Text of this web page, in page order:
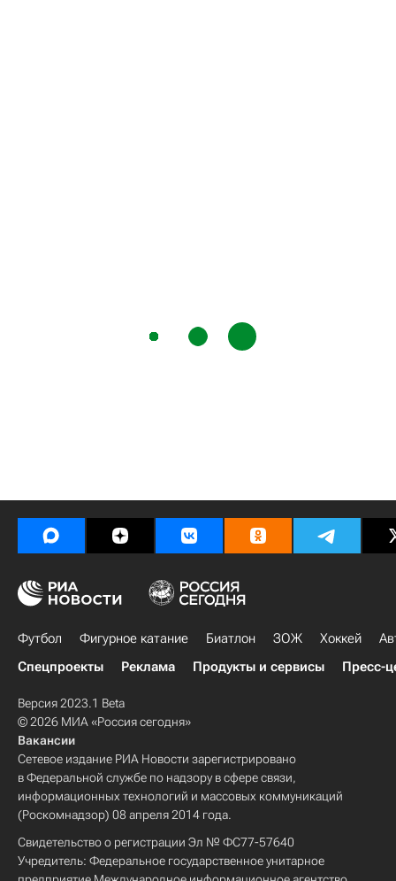
Футбол Фигурное катание Биатлон ЗОЖ Хоккей
Спецпроекты
Реклама Продукты и сервисы Пресс-
Версия 2023.1 Beta
© 2026 МИА «Россия сегодня»
Вакансии
Сетевое издание РИА Новости зарегистрировано
в Федеральной службе по надзору в сфере связи,
информационных технологий и массовых коммуникаций
(Роскомнадзор) 08 апреля 2014 года.
Свидетельство о регистрации Эл № ФС77-57640
Учредитель: Федеральное государственное унитарное